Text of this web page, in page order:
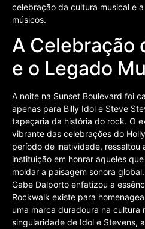
celebração da cultura musical e
músicos.
A Celebração
e o Legado
A noite na Sunset Boulevard foi
apenas para Billy Idol e Steve
tapeçaria da história do rock. O
vibrante das celebrações do
período de inatividade, ressaltou
instituição em honrar aqueles
moldar a paisagem sonora
Gabe Dalporto enfatizou a
Rockwalk existe para
uma marca duradoura na cultura
singularidade de Idol e Stevens,